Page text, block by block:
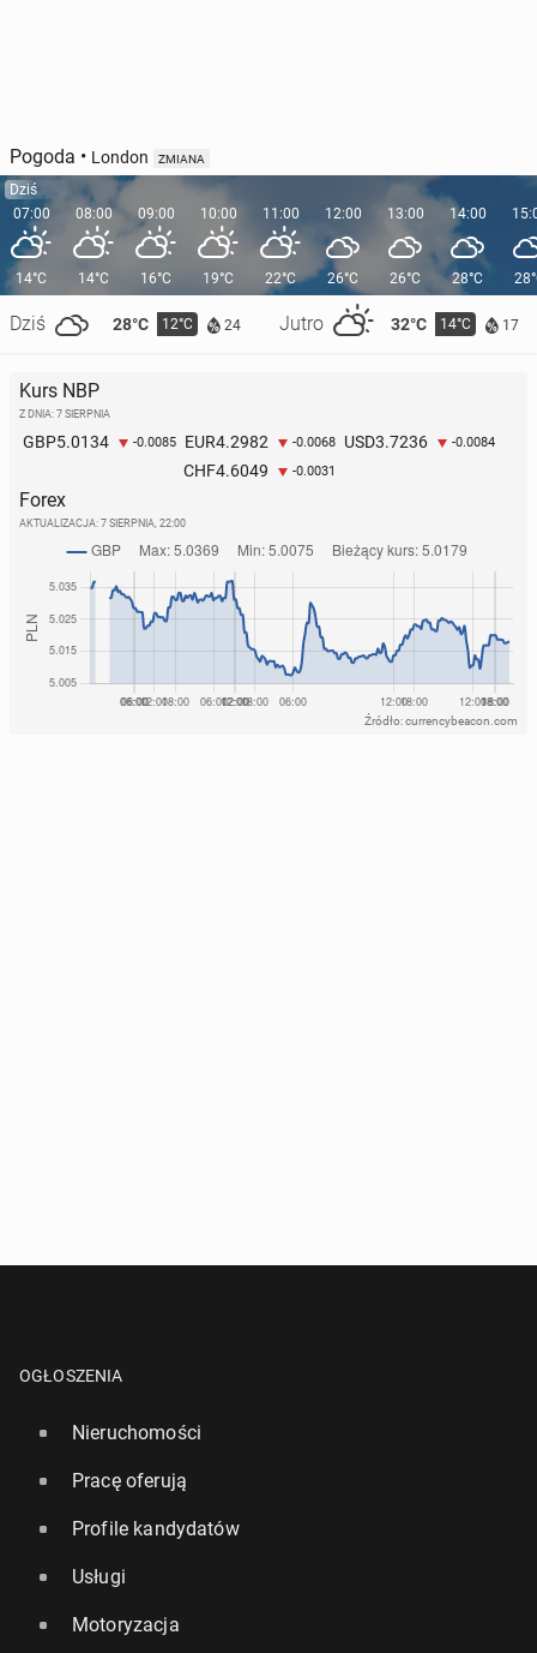
Pogoda • London ZMIANA
Dziś
07:00
14°C
Dziś 28°C 12°C 24 Jutro 32°C 14°C 17
08:00
14°C
09:00
16°C
10:00
19°C
11:00
22°C
12:00
26°C
13:00
26°C
14:00
28°C
Kurs NBP
Z DNIA: 7 SIERPNIA
GBP5.0134 -0.0085 EUR4.2982 -0.0068 USD3.7236 -0.0084
CHF4.6049 -0.0031
Forex
AKTUALIZACJA: 7 SIERPNIA, 22:00
Źródło: currencybeacon.com
OGŁOSZENIA
Nieruchomości
Pracę oferują
Profile kandydatów
Usługi
Motoryzacja